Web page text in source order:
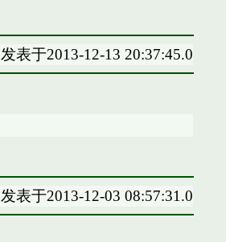
发表于2013-12-13 20:37:45.0
发表于2013-12-03 08:57:31.0